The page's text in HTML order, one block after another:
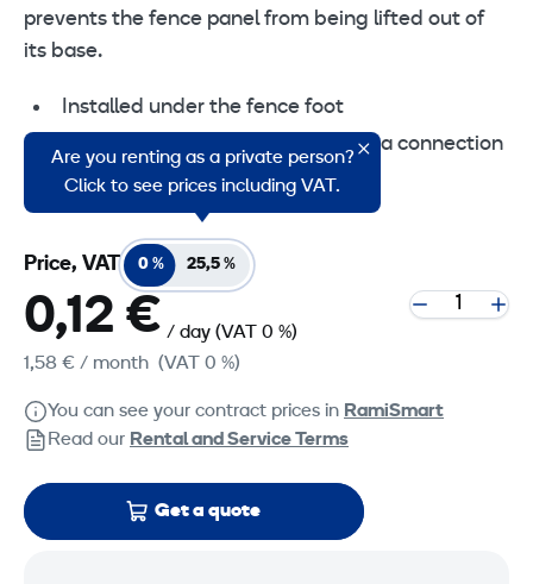
prevents the fence panel from being lifted out of
its base.
Installed under the fence foot
Attached to the fence panel with a connection
clamp
Are you renting as a private person?
Click to see prices including VAT.
Price, VAT 0 % 25,5 %
0,12 € / day (VAT 0 %)
1,58 € / month (VAT 0 %)
You can see your contract prices in RamiSmart
Read our Rental and Service Terms
Get a quote